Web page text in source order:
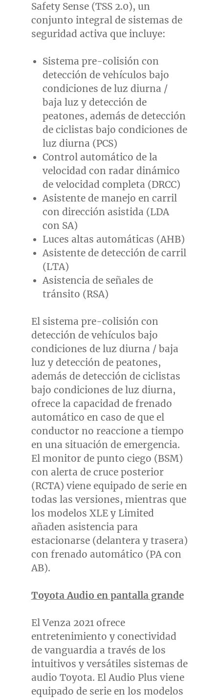
Safety Sense (TSS 2.0), un
conjunto integral de sistemas de
seguridad activa que incluye:
Sistema pre-colisión con
detección de vehículos bajo
condiciones de luz diurna /
baja luz y detección de
peatones, además de detección
de ciclistas bajo condiciones de
luz diurna (PCS)
Control automático de la
velocidad con radar dinámico
de velocidad completa (DRCC)
Asistente de manejo en carril
con dirección asistida (LDA
con SA)
Luces altas automáticas (AHB)
Asistente de detección de carril
(LTA)
Asistencia de señales de
tránsito (RSA)
El sistema pre-colisión con
detección de vehículos bajo
condiciones de luz diurna / baja
luz y detección de peatones,
además de detección de ciclistas
bajo condiciones de luz diurna,
ofrece la capacidad de frenado
automático en caso de que el
conductor no reaccione a tiempo
en una situación de emergencia.
El monitor de punto ciego (BSM)
con alerta de cruce posterior
(RCTA) viene equipado de serie en
todas las versiones, mientras que
los modelos XLE y Limited
añaden asistencia para
estacionarse (delantera y trasera)
con frenado automático (PA con
AB).
Toyota Audio en pantalla grande
El Venza 2021 ofrece
entretenimiento y conectividad
de vanguardia a través de los
intuitivos y versátiles sistemas de
audio Toyota. El Audio Plus viene
equipado de serie en los modelos